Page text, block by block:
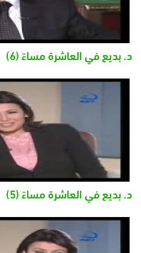
د. بديع في العاشرة مساءً (6)
د. بديع في العاشرة مساءً (5)